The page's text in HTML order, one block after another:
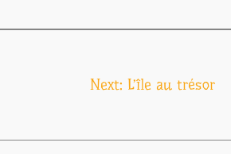
Next: L’île au trésor